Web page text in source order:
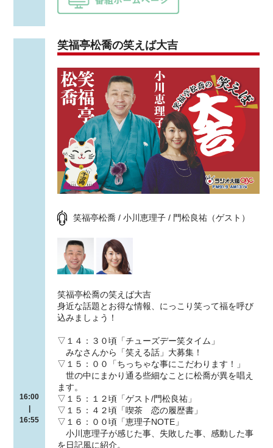
16:00
16:55
笑福亭松喬の笑えば大吉
笑福亭松喬 / 小川恵理子 / 門松良祐（ゲスト）
笑福亭松喬の笑えば大吉
身近な話題とお得な情報、にっこり笑って福を呼び
込みましょう！
▽１４：３０頃「チューズデー笑タイム」
みなさんから「笑える話」大募集！
▽１５：００「ちっちゃな事にこだわります！」
世の中にまかり通る些細なことに松喬が異を唱え
ます。
▽１５：１２頃「ゲスト/門松良祐」
▽１５：４２頃「喫茶 恋の履歴書」
▽１６：００頃「恵理子NOTE」
小川恵理子が感じた事、失敗した事、感動した事
を日記風に紹介。